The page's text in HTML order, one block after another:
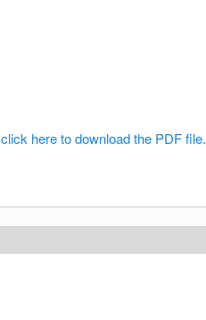
click here to download the PDF file.